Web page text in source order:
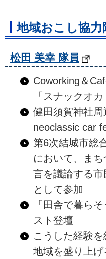
地域おこし協力
松田 美幸 隊員
Coworking＆
「スナックオ
健田須賀神社
neoclassic car
第6次結城市総
において、ま
言を議論する
として参加
「田舎で暮ら
スト登壇
こうした経験
地域を盛り上